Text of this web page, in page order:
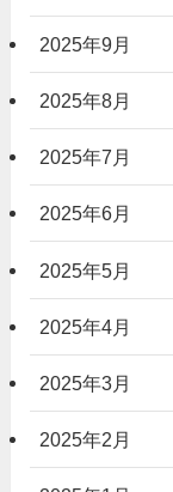
2025年9月
2025年8月
2025年7月
2025年6月
2025年5月
2025年4月
2025年3月
2025年2月